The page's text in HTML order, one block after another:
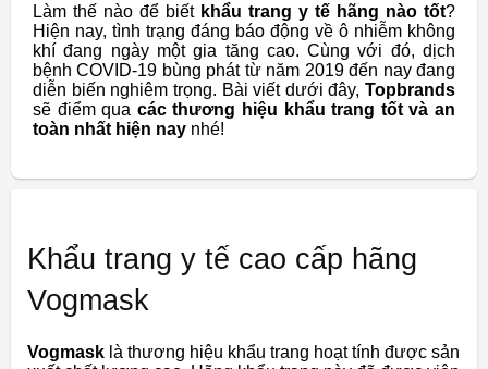
Làm thế nào để biết khẩu trang y tế hãng nào tốt?
Hiện nay, tình trạng đáng báo động về ô nhiễm không
khí đang ngày một gia tăng cao. Cùng với đó, dịch
bệnh COVID-19 bùng phát từ năm 2019 đến nay đang
diễn biến nghiêm trọng. Bài viết dưới đây, Topbrands
sẽ điểm qua các thương hiệu khẩu trang tốt và an
toàn nhất hiện nay nhé!
Khẩu trang y tế cao cấp hãng
Vogmask
Vogmask là thương hiệu khẩu trang hoạt tính được sản